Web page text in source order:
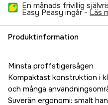
En månads frivillig
Easy Peasy ingår - läs
Produktinformation
Minsta proffstigersågen
Kompaktast konstruktion i
och många
Suverän ergonomi: smalt